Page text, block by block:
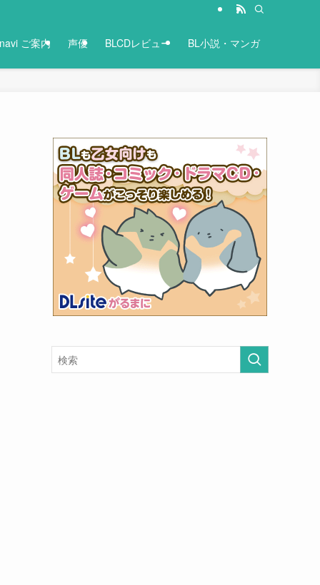
ご案内 声優 BLCDレビュー BL小説・マンガ